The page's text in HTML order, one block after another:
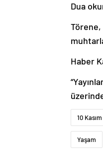
Dua
Törene,
Haber
10 Kasım
Yaşam